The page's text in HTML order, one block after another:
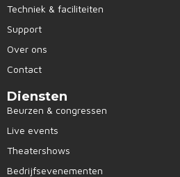
Techniek & faciliteiten
Support
Over ons
Contact
Diensten
Beurzen & congressen
Live events
Theatershows
Bedrijfsevenementen